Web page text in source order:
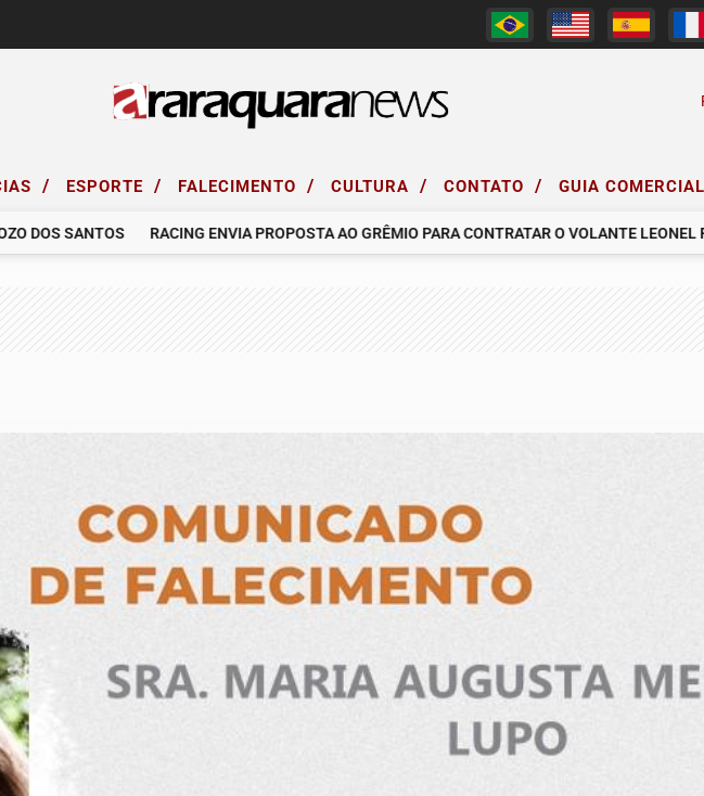
/ ESPORTE / FALECIMENTO / CULTURA / CONTATO / GUIA COMERCIAL
SANTOS RACING ENVIA PROPOSTA AO GRÊMIO PARA CONTRATAR O VOLANTE LEONEL